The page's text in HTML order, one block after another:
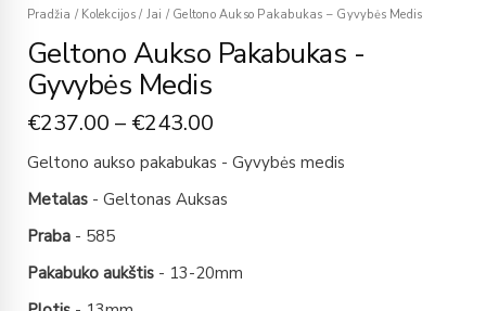
Pradžia / Kolekcijos / Jai /Geltono Aukso Pakabukas – Gyvybės Medis
Geltono Aukso Pakabukas -
Gyvybės Medis
€237.00 – €243.00
Geltono aukso pakabukas - Gyvybės medis
Metalas - Geltonas Auksas
Praba - 585
Pakabuko aukštis - 13-20mm